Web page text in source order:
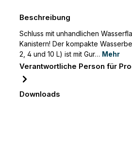
Beschreibung
Schluss mit unhandlichen
Kanistern! Der kompakte
2, 4 und 10 L) ist mit Gur… Mehr
Verantwortliche Person für
Downloads